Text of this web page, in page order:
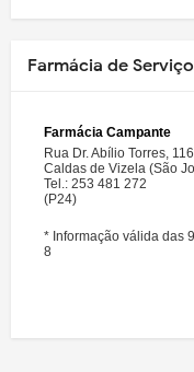
Farmácia de Serviço